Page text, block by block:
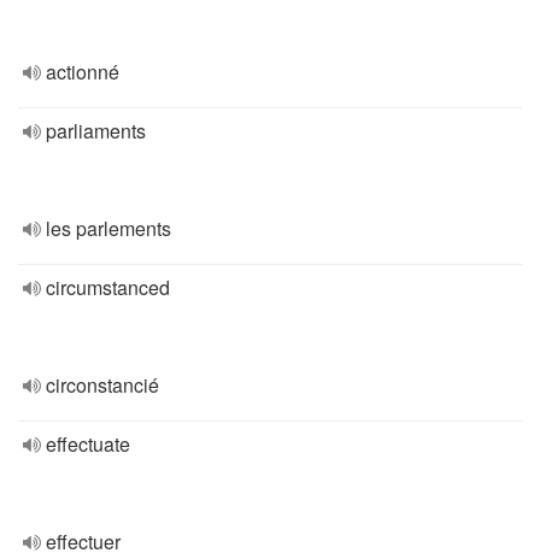
actionné
parliaments
les parlements
circumstanced
circonstancié
effectuate
effectuer